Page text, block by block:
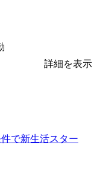
詳細を表示